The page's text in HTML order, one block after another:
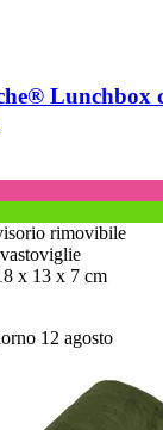
Lunchbox
rimovibile
x 13 x 7 cm
12 agosto